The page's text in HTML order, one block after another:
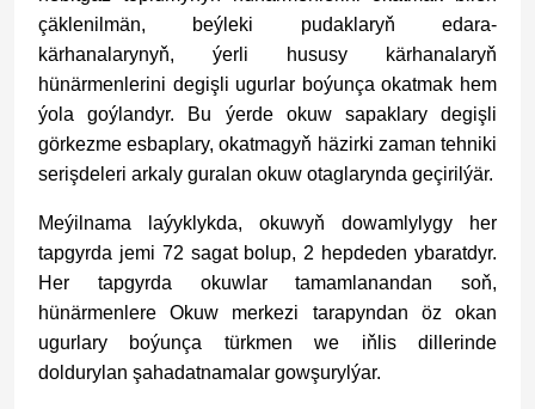
çäklenilmän, beýleki pudaklaryň edara-
kärhanalarynyň, ýerli hususy kärhanalaryň
hünärmenlerini degişli ugurlar boýunça okatmak hem
ýola goýlandyr. Bu ýerde okuw sapaklary degişli
görkezme esbaplary, okatmagyň häzirki zaman tehniki
serişdeleri arkaly guralan okuw otaglarynda geçirilýär.
Meýilnama laýyklykda, okuwyň dowamlylygy her
tapgyrda jemi 72 sagat bolup, 2 hepdeden ybaratdyr.
Her tapgyrda okuwlar tamamlanandan soň,
hünärmenlere Okuw merkezi tarapyndan öz okan
ugurlary boýunça türkmen we iňlis dillerinde
doldurylan şahadatnamalar gowşurylýar.